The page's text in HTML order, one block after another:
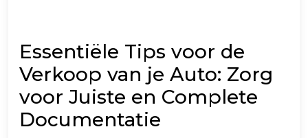
Essentiële Tips voor de
Verkoop van je Auto: Zorg
voor Juiste en Complete
Documentatie